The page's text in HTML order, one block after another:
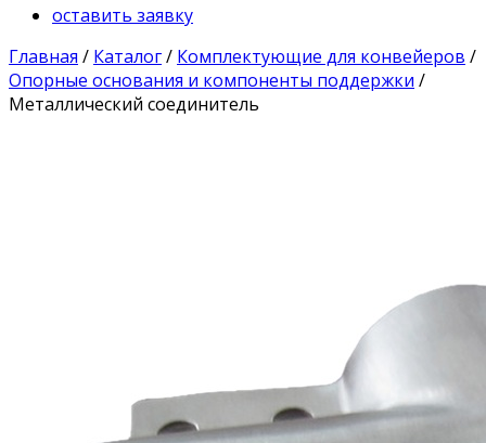
оставить заявку
Главная / Каталог/ Комплектующие для конвейеров /
Опорные основания и компоненты поддержки /
Металлический соединитель